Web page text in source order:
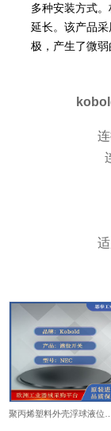
多种安装方式
延长。该产品
极，产生了微弱